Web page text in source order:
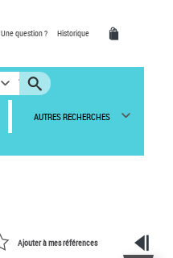
Une question ? Historique
AUTRES RECHERCHES
Ajouter à mes références